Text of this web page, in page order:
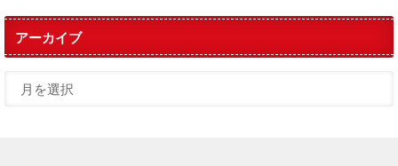
アーカイブ